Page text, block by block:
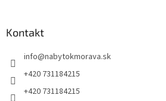
Kontakt
info@nabytokmorava.sk
+420 731184215
+420 731184215